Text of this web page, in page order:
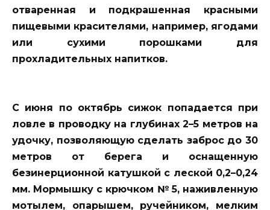
отваренная и подкрашенная красными
пищевыми красителями, например, ягодами
или сухими порошками для
прохладительных напитков.
С июня по октябрь сижок попадается при
ловле в проводку на глубинах 2–5 метров на
удочку, позволяющую сделать заброс до 30
метров от берега и оснащенную
безинерционной катушкой с леской 0,2–0,24
мм. Мормышку с крючком № 5, наживленную
мотылем, опарышем, ручейником, мелким